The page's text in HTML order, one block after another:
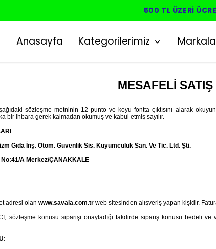
YENI SEZON
Anasayfa Kategorilerimiz
MESAFELİ
sözleşme metninin 12 punto ve koyu fontta çıktısını alarak
bir ihbara gerek kalmadan okumuş ve kabul etmiş sayılır.
Gıda İnş. Otom. Güvenlik Sis. Kuyumculuk San. Ve Tic. Ltd. Şti.
No:41/A Merkez/ÇANAKKALE
adresi olan www.savala.com.tr web sitesinden alışveriş yapan kişidir.
sözleşme konusu siparişi onayladığı takdirde sipariş konusu bedeli